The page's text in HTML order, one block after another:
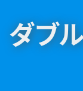
ダブ